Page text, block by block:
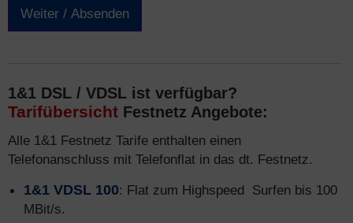
Weiter / Absenden
1&1 DSL / VDSL ist verfügbar?
Tarifübersicht Festnetz Angebote:
Alle 1&1 Festnetz Tarife enthalten einen
Telefonanschluss mit Telefonflat in das dt. Festnetz.
1&1 VDSL 100: Flat zum Highspeed Surfen bis 100
MBit/s.